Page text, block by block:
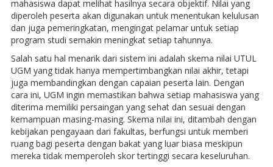
mahasiswa dapat melihat hasilnya secara objektif. Nilai yang
diperoleh peserta akan digunakan untuk menentukan kelulusan
dan juga pemeringkatan, mengingat pelamar untuk setiap
program studi semakin meningkat setiap tahunnya.
Salah satu hal menarik dari sistem ini adalah skema nilai UTUL
UGM yang tidak hanya mempertimbangkan nilai akhir, tetapi
juga membandingkan dengan capaian peserta lain. Dengan
cara ini, UGM ingin memastikan bahwa setiap mahasiswa yang
diterima memiliki persaingan yang sehat dan sesuai dengan
kemampuan masing-masing. Skema nilai ini, ditambah dengan
kebijakan pengayaan dari fakultas, berfungsi untuk memberi
ruang bagi peserta dengan bakat yang luar biasa meskipun
mereka tidak memperoleh skor tertinggi secara keseluruhan.